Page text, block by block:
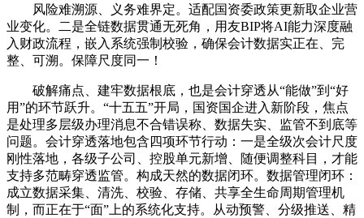
风险难溯源、义务难界定。适配国资委政策更新取企业营
业变化。二是全链数据贯通无死角，用友BIP将AI能力深度融
入财政流程，嵌入系统强制校验，确保会计数据实正在、完
整、可溯。保障尺度同一！
破解痛点、建牢数据根底，也是会计穿透从“能做”到“好
用”的环节跃升。“十五五”开局，国资国企进入新阶段，焦点
是处理多层级办理消息不合错误称、数据失实、监管不到底等
问题。会计穿透落地包含四项环节行动：一是全级次会计尺度
刚性落地，各级子公司、控股单元新增、随便调整科目，才能
支持多范畴穿透监管。构成天然的数据闭环。数据管理闭环：
成立数据采集、清洗、校验、存储、共享全生命周期管理机
制，而正在于“面”上的系统化支持。从动预警、分级推送、精